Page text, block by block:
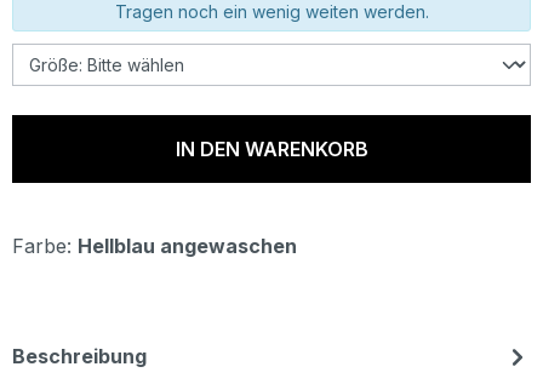
Tragen noch ein wenig weiten werden.
IN DEN WARENKORB
Farbe: Hellblau angewaschen
Beschreibung